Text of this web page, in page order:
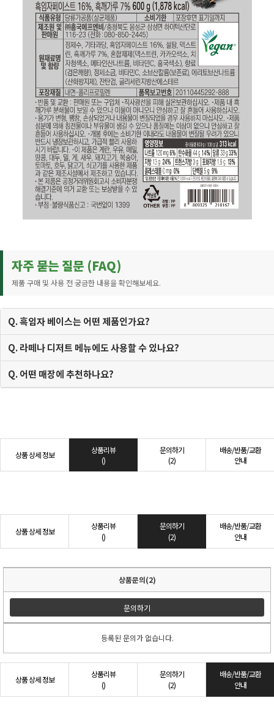
자주 묻는 질문 (FAQ)
제품 구매 및 사용 전 궁금한 내용을 확인해보세요.
Q. 흑임자 베이스는 어떤 제품인가요?
Q. 라떼나 디저트 메뉴에도 사용할 수 있나요?
Q. 어떤 매장에 추천하나요?
상품 상세 정보
상품리뷰
()
문의하기
(2)
배송/반품/교환
안내
상품 상세 정보
상품리뷰
()
문의하기
(2)
배송/반품/교환
안내
상품문의(2)
문의하기
등록된 문의가 없습니다.
상품 상세 정보
상품리뷰
()
문의하기
(2)
배송/반품/교환
안내